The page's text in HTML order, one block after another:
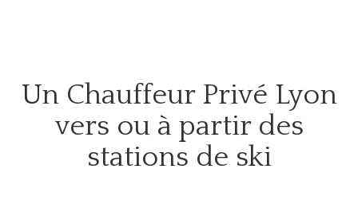
Parc
Technologique
Un Chauffeur Privé Lyon
vers ou à partir des
stations de ski